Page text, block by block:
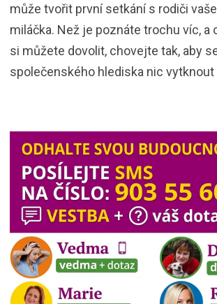
může tvořit první setkání s rodiči
miláčka. Než je poznáte trochu víc, a
si můžete dovolit, chovejte tak, aby
společenského hlediska nic vytknout